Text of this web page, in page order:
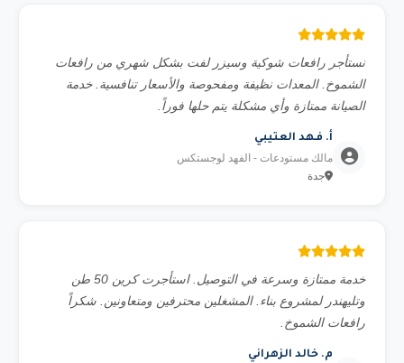
نستأجر رافعات شوكية وسيزر لفت بشكل شهري من رافعات
الشموخ. المعدات نظيفة ومفحوصة والأسعار تنافسية. خدمة
الصيانة ممتازة وأي مشكلة يتم حلها فوراً.
أ. فهد العتيبي
مالك مستودعات - الفهد لوجستكس
جدة
خدمة ممتازة وسرعة في التوصيل. استأجرت كرين 50 طن
وتليهندر لمشروع بناء. المشغلين محترفين ومتعاونين. شكراً
رافعات الشموخ.
م. خالد الزهراني